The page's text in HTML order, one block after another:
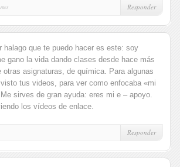
Responder
halago que te puedo hacer es este: soy
gano la vida dando clases desde hace más
otras asignaturas, de química. Para algunas
tus videos, para ver como enfocaba «mi
sirves de gran ayuda: eres mi e – apoyo.
los vídeos de enlace.
Responder